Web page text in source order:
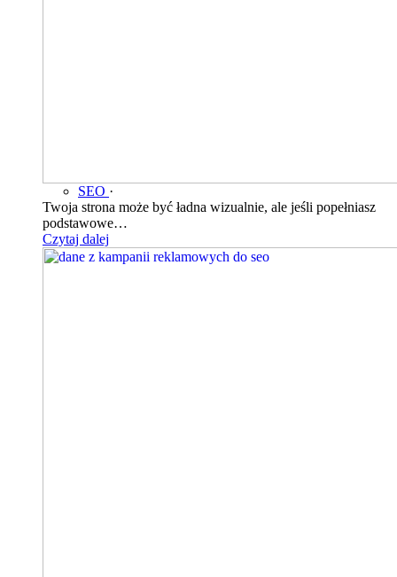
SEO ·
Twoja strona może być ładna wizualnie, ale jeśli popełniasz
podstawowe…
Czytaj dalej